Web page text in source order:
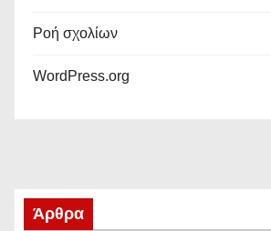
Ροή σχολίων
WordPress.org
Άρθρα